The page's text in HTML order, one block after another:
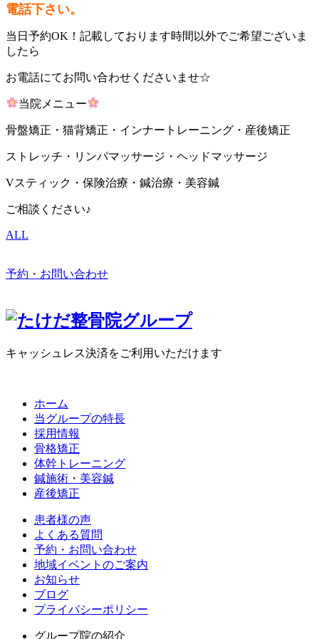
電話下さい。
当日予約OK！記載しております時間以外でご希望ございま
したら
お電話にてお問い合わせくださいませ☆
当院メニュー
骨盤矯正・猫背矯正・インナートレーニング・産後矯正
ストレッチ・リンパマッサージ・ヘッドマッサージ
Vスティック・保険治療・鍼治療・美容鍼
ご相談ください♪
ALL
予約・お問い合わせ
キャッシュレス決済をご利用いただけます
ホーム
当グループの特長
採用情報
骨格矯正
体幹トレーニング
鍼施術・美容鍼
産後矯正
患者様の声
よくある質問
予約・お問い合わせ
地域イベントのご案内
お知らせ
ブログ
プライバシーポリシー
グループ院の紹介